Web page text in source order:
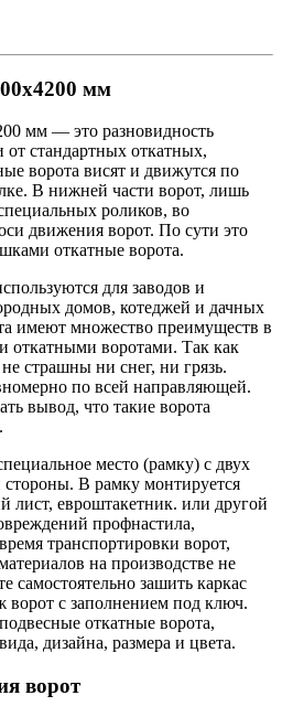
мм
мм — это разновидность
стандартных откатных,
ворота висят и движутся по
В нижней части ворот, лишь
роликов, во
движения ворот. По сути это
откатные ворота.
для заводов и
домов, котеджей и дачных
имеют множество преимуществ в
откатными воротами. Так как
страшны ни снег, ни грязь.
по всей направляющей.
вывод, что такие ворота
место (рамку) с двух
В рамку монтируется
лист, евроштакетник. или другой
профнастила,
транспортировки ворот,
на производстве не
самостоятельно зашить каркас
ворот с заполнением под ключ.
откатные ворота,
дизайна, размера и цвета.
ворот